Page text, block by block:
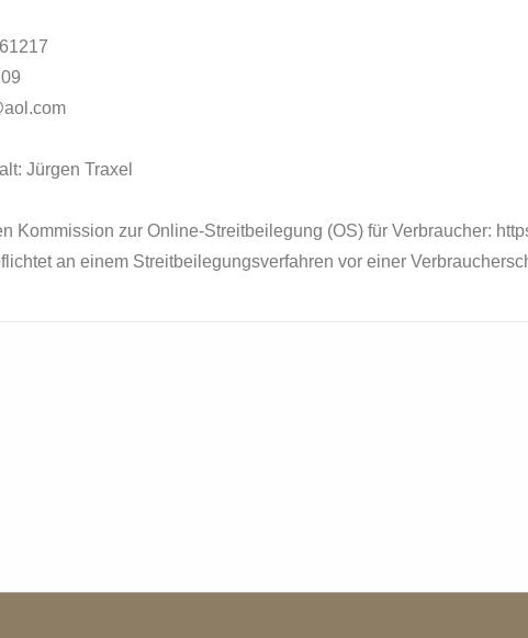
Jürgen Traxel
Kommission zur Online-Streitbeilegung (OS) für Verbraucher:
an einem Streitbeilegungsverfahren vor einer